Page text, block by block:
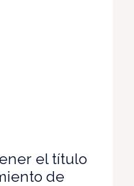
el título
de